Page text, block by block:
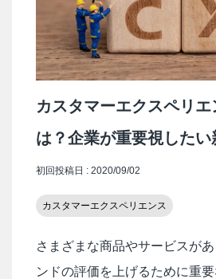
カスタマーエクスペリエンス
初回投稿日 : 2020/09/02
カスタマーエクスペリエ
は？企業が重要視した
さまざまな商品やサービスが
ンドの評価を上げるために重